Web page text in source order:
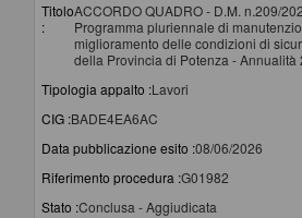
Titolo
:
ACCORDO QUADRO - D.M. n.209/
Programma pluriennale di
miglioramento delle condizioni di
della Provincia di Potenza - Annualità
Tipologia appalto :Lavori
CIG :BADE4EA6AC
Data pubblicazione esito :08/06/2026
Riferimento procedura :G01982
Stato :Conclusa - Aggiudicata